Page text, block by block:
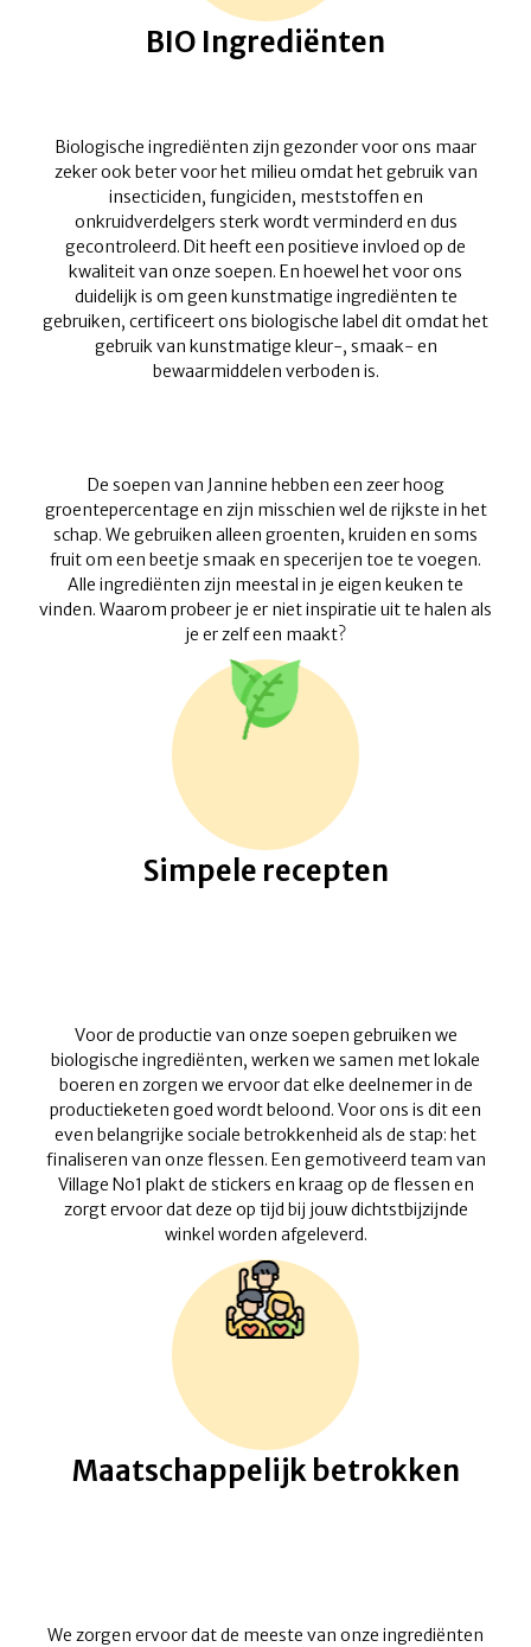
BIO Ingrediënten
Biologische ingrediënten zijn gezonder voor ons maar
zeker ook beter voor het milieu omdat het gebruik van
insecticiden, fungiciden, meststoffen en
onkruidverdelgers sterk wordt verminderd en dus
gecontroleerd. Dit heeft een positieve invloed op de
kwaliteit van onze soepen. En hoewel het voor ons
duidelijk is om geen kunstmatige ingrediënten te
gebruiken, certificeert ons biologische label dit omdat het
gebruik van kunstmatige kleur-, smaak- en
bewaarmiddelen verboden is.
De soepen van Jannine hebben een zeer hoog
groentepercentage en zijn misschien wel de rijkste in het
schap. We gebruiken alleen groenten, kruiden en soms
fruit om een ​​beetje smaak en specerijen toe te voegen.
Alle ingrediënten zijn meestal in je eigen keuken te
vinden. Waarom probeer je er niet inspiratie uit te halen als
je er zelf een maakt?
Simpele recepten
Maatschappelijk betrokken
Voor de productie van onze soepen gebruiken we
biologische ingrediënten, werken we samen met lokale
boeren en zorgen we ervoor dat elke deelnemer in de
productieketen goed wordt beloond. Voor ons is dit een
even belangrijke sociale betrokkenheid als de stap: het
finaliseren van onze flessen. Een gemotiveerd team van
Village No1 plakt de stickers en kraag op de flessen en
zorgt ervoor dat deze op tijd bij jouw dichtstbijzijnde
winkel worden afgeleverd.
We zorgen ervoor dat de meeste van onze ingrediënten